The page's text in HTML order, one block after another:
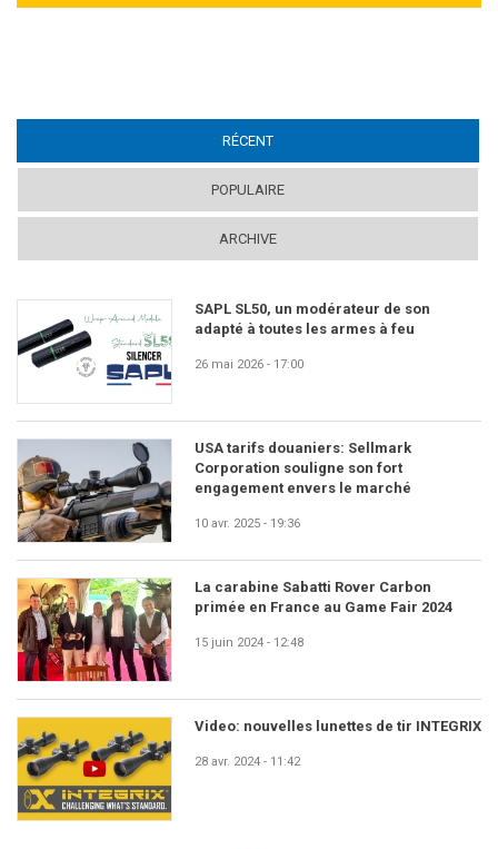
RÉCENT
POPULAIRE
ARCHIVE
SAPL SL50, un modérateur de son
adapté à toutes les armes à feu
26 mai 2026 - 17:00
USA tarifs douaniers: Sellmark
Corporation souligne son fort
engagement envers le marché
10 avr. 2025 - 19:36
La carabine Sabatti Rover Carbon
primée en France au Game Fair 2024
15 juin 2024 - 12:48
Video: nouvelles lunettes de tir INTEGRIX
28 avr. 2024 - 11:42